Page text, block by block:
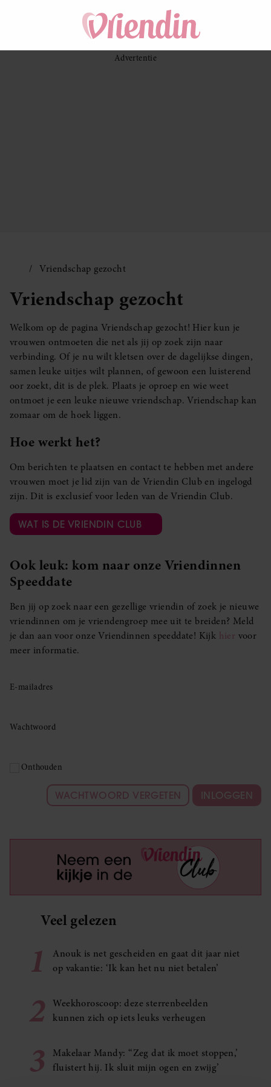
Vriendschap gezocht
Vriendschap gezocht
Welkom op de pagina Vriendschap gezocht! Hier kun je
vrouwen ontmoeten die net als jij op zoek zijn naar
verbinding. Of je nu wilt kletsen over de dagelijkse dingen,
samen leuke uitjes wilt plannen, of gewoon een luisterend
oor zoekt, dit is de plek. Plaats je oproep en wie weet
ontmoet je een leuke nieuwe vriendschap. Vriendschap kan
zomaar om de hoek liggen.
Hoe werkt het?
Om berichten te plaatsen en contact te hebben met andere
vrouwen moet je lid zijn van de Vriendin Club en ingelogd
zijn. Dit is exclusief voor leden van de Vriendin Club.
WAT IS DE VRIENDIN CLUB
Ook leuk: kom naar onze Vriendinnen
Speeddate
Ben jij op zoek naar een gezellige vriendin of zoek je nieuwe
vriendinnen om je vriendengroep mee uit te breiden? Meld
je dan aan voor onze Vriendinnen speeddate! Kijk hier voor
meer informatie.
E-mailadres
Wachtwoord
Onthouden
WACHTWOORD VERGETEN INLOGGEN
Veel gelezen
1
Anouk is net gescheiden en gaat dit jaar niet
op vakantie: ‘Ik kan het nu niet betalen’
2
Weekhoroscoop: deze sterrenbeelden
kunnen zich op iets leuks verheugen
3
Makelaar Mandy: ‘‘Zeg dat ik moet stoppen,’
fluistert hij. Ik sluit mijn ogen en zwijg’